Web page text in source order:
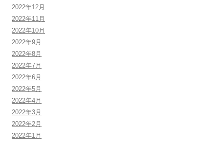
2022年12月
2022年11月
2022年10月
2022年9月
2022年8月
2022年7月
2022年6月
2022年5月
2022年4月
2022年3月
2022年2月
2022年1月